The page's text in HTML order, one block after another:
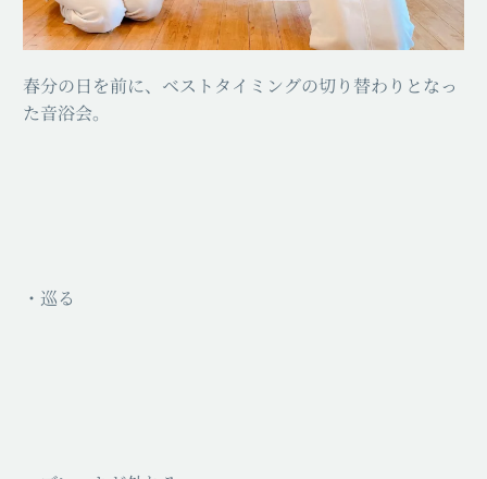
春分の日を前に、ベストタイミングの切り替わりとなっ
た音浴会。
・巡る